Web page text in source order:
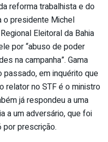
reforma trabalhista e do
o presidente Michel
Eleitoral da Bahia
por “abuso de poder
na campanha”. Gama
passado, em inquérito que
relator no STF é o ministro
já respondeu a uma
a um adversário, que foi
prescrição.